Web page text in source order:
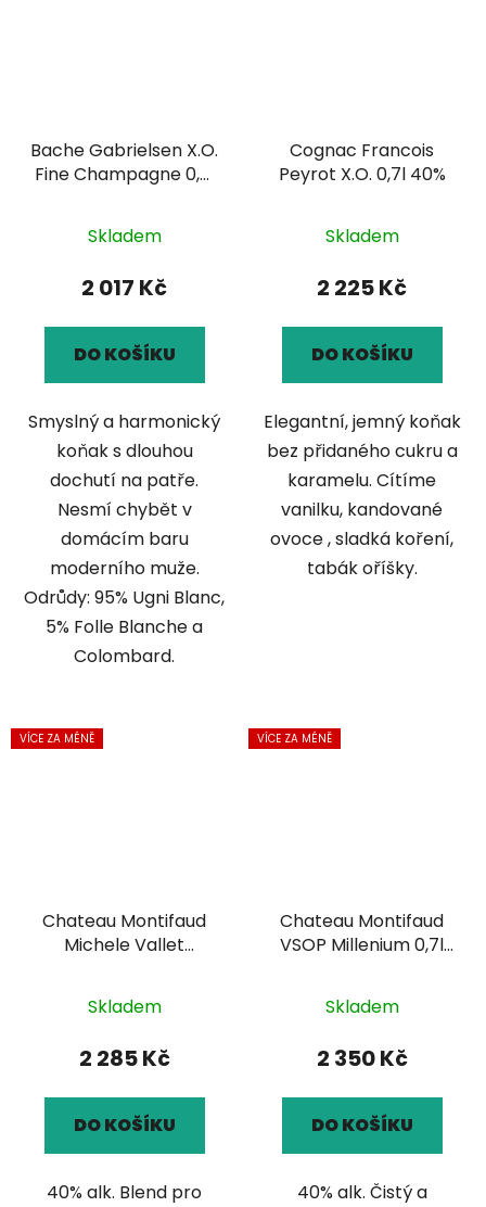
Bache Gabrielsen X.O.
Fine Champagne 0,7l
Skladem
2 017 Kč
DO KOŠÍKU
Smyslný a harmonický
koňak s dlouhou
dochutí na patře.
Nesmí chybět v
domácím baru
moderního muže.
Odrůdy: 95% Ugni Blanc,
5% Folle Blanche a
Colombard.
Cognac Francois
Peyrot X.O. 0,7l 40%
Skladem
2 225 Kč
DO KOŠÍKU
Elegantní, jemný koňak
bez přidaného cukru a
karamelu. Cítíme
vanilku, kandované
ovoce , sladká koření,
tabák oříšky.
VÍCE ZA MÉNĚ
Chateau Montifaud
Michele Vallet
Skladem
2 285 Kč
DO KOŠÍKU
40% alk. Blend pro
VÍCE ZA MÉNĚ
Chateau Montifaud
VSOP Millenium 0,7l
Skladem
2 350 Kč
DO KOŠÍKU
40% alk. Čistý a